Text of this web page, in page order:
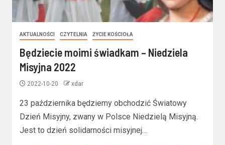
AKTUALNOŚCI CZYTELNIA ŻYCIE KOŚCIOŁA
Będziecie moimi świadkam – Niedziela
Misyjna 2022
2022-10-20 xdar
23 października będziemy obchodzić Światowy
Dzień Misyjny, zwany w Polsce Niedzielą Misyjną.
Jest to dzień solidarności misyjnej…